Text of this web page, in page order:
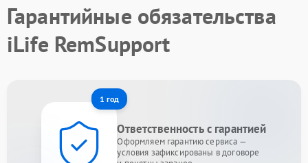
Гарантийные обязательства
iLife RemSupport
1 год
Ответственность с гарантией
Оформляем гарантию сервиса —
условия зафиксированы в договоре